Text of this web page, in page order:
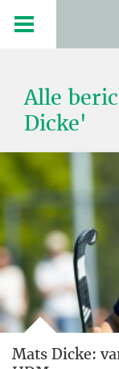
Alle
Dicke'
Mats Dicke: